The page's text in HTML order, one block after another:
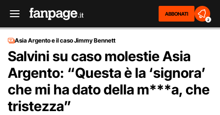
ABBONATI
2
Asia Argento e il caso Jimmy Bennett
Salvini su caso molestie Asia
Argento: “Questa è la ‘signora’
che mi ha dato della m***a, che
tristezza”